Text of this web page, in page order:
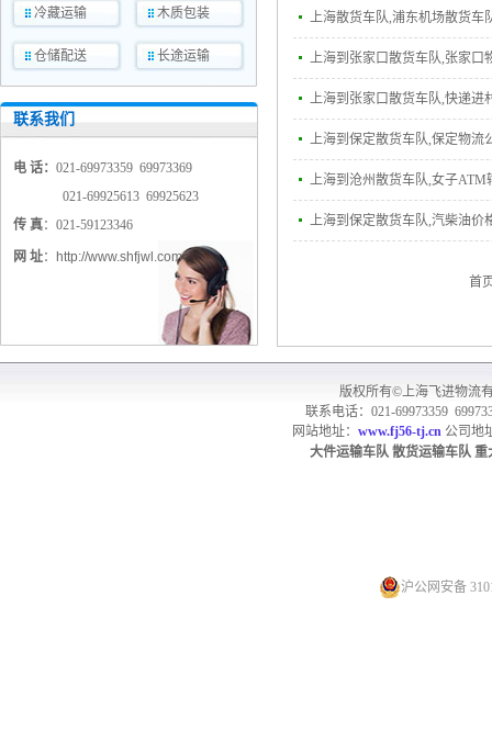
冷藏运输 木质包装
仓储配送 长途运输
联系我们
电 话： 021-69973359 69973369
021-69925613 69925623
传 真：021-59123346
网 址： http://www.shfjwl.com
上海散货车队,浦东机场散货车
上海到张家口散货车队,张家口
上海到张家口散货车队,快递进
上海到保定散货车队,保定物流
上海到沧州散货车队,女子
上海到保定散货车队,汽柴油价
首
版权所有©上海飞进物流
联系电话：021-69973359
网站地址： www.fj56-tj.cn 公司地
大件运输车队 散货运输车队 重
沪公网安备